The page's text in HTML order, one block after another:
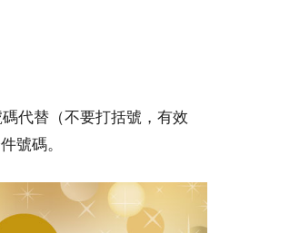
代替（不要打括號，有效
號碼。